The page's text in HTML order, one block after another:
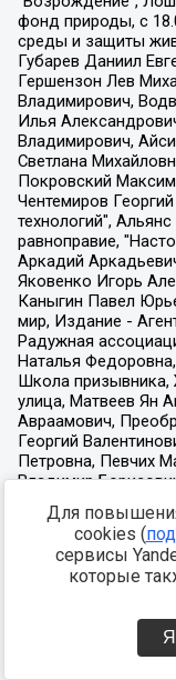
Для
cookies (
сервисы
которые